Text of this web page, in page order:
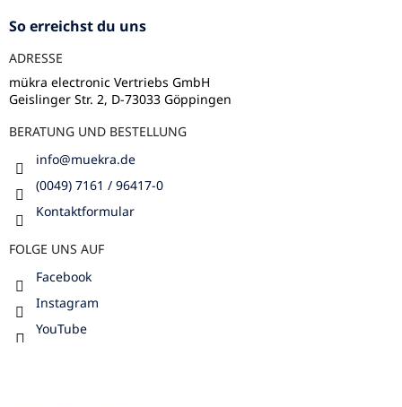
So erreichst du uns
ADRESSE
mükra electronic Vertriebs GmbH
Geislinger Str. 2, D-73033 Göppingen
BERATUNG UND BESTELLUNG
info@muekra.de
(0049) 7161 / 96417-0
Kontaktformular
FOLGE UNS AUF
Facebook
Instagram
YouTube